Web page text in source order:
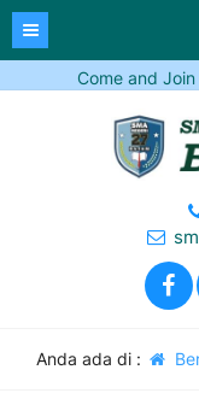
Come and
Anda ada di :